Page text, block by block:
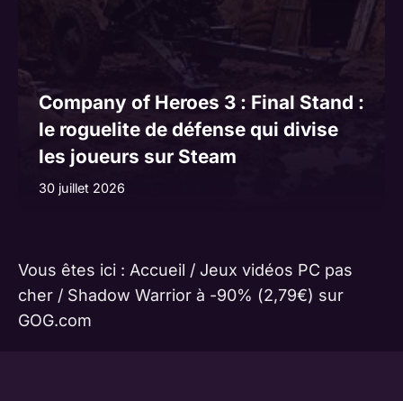
Company of Heroes 3 : Final Stand :
le roguelite de défense qui divise
les joueurs sur Steam
30 juillet 2026
Vous êtes ici : Accueil / Jeux vidéos PC pas
cher / Shadow Warrior à -90% (2,79€) sur
GOG.com